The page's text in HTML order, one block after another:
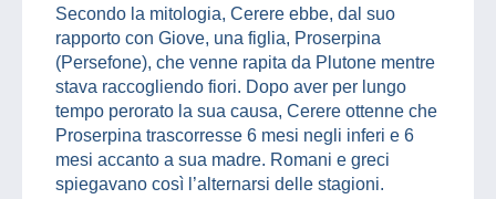
Secondo la mitologia, Cerere ebbe, dal suo
rapporto con Giove, una figlia, Proserpina
(Persefone), che venne rapita da Plutone mentre
stava raccogliendo fiori. Dopo aver per lungo
tempo perorato la sua causa, Cerere ottenne che
Proserpina trascorresse 6 mesi negli inferi e 6
mesi accanto a sua madre. Romani e greci
spiegavano così l’alternarsi delle stagioni.